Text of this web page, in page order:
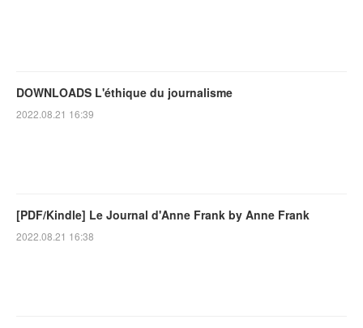
DOWNLOADS L'éthique du journalisme
2022.08.21 16:39
[PDF/Kindle] Le Journal d'Anne Frank by Anne Frank
2022.08.21 16:38